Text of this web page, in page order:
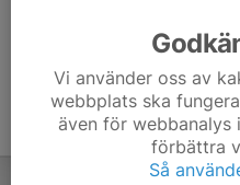
Vi använder oss av
webbplats ska
även för
förbättra
Så